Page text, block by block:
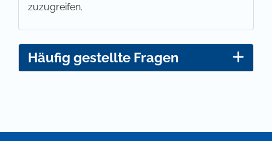
zuzugreifen.
Häufig gestellte Fragen